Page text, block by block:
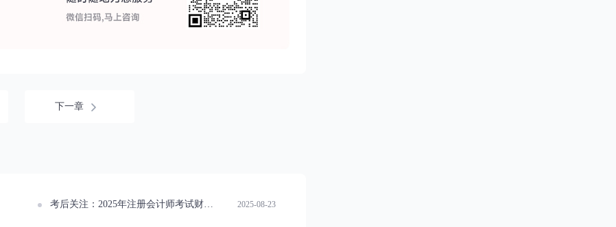
下一章
考后关注：2025年注册会计师考试财务成本管理真题及答案 2025-08-23